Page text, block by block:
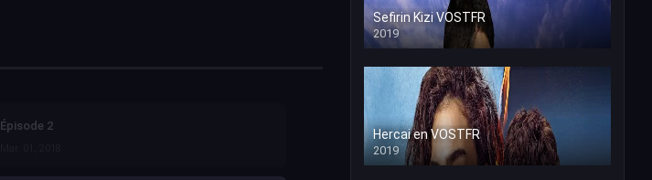
Épisode 2
Sefirin Kizi VOSTFR
2019
Hercai en VOSTFR
2019